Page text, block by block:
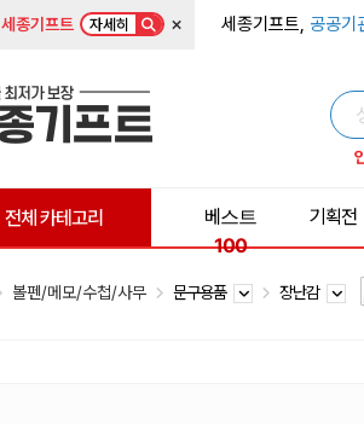
세종기프트 자세히 × 세종기프트, 공공기
전체 카테고리
베스트
100
기획전
볼펜/메모/수첩/사무 문구용품 장난감